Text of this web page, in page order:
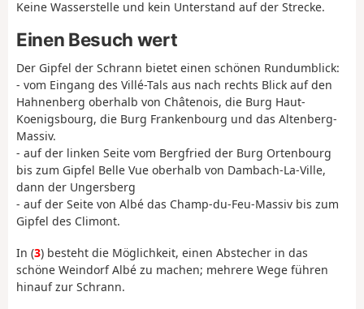
Keine Wasserstelle und kein Unterstand auf der Strecke.
Einen Besuch wert
Der Gipfel der Schrann bietet einen schönen Rundumblick:
- vom Eingang des Villé-Tals aus nach rechts Blick auf den
Hahnenberg oberhalb von Châtenois, die Burg Haut-
Koenigsbourg, die Burg Frankenbourg und das Altenberg-
Massiv.
- auf der linken Seite vom Bergfried der Burg Ortenbourg
bis zum Gipfel Belle Vue oberhalb von Dambach-La-Ville,
dann der Ungersberg
- auf der Seite von Albé das Champ-du-Feu-Massiv bis zum
Gipfel des Climont.
In (3) besteht die Möglichkeit, einen Abstecher in das
schöne Weindorf Albé zu machen; mehrere Wege führen
hinauf zur Schrann.